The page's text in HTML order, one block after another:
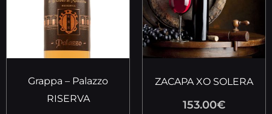
Grappa – Palazzo
RISERVA
ZACAPA XO SOLERA
153.00€